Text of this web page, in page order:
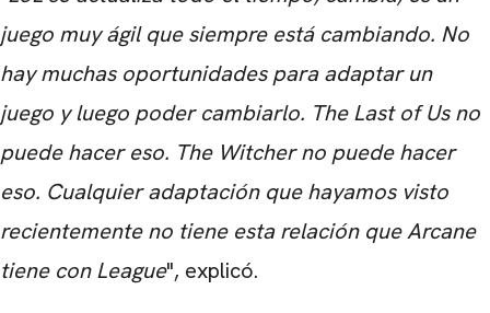
juego muy ágil que siempre está cambiando. No
hay muchas oportunidades para adaptar un
juego y luego poder cambiarlo. The Last of Us no
puede hacer eso. The Witcher no puede hacer
eso. Cualquier adaptación que hayamos visto
recientemente no tiene esta relación que Arcane
tiene con League", explicó.